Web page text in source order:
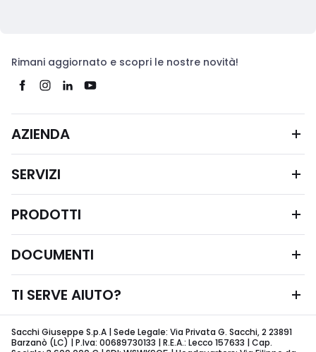
Rimani aggiornato e scopri le nostre novità!
AZIENDA
SERVIZI
PRODOTTI
DOCUMENTI
TI SERVE AIUTO?
Sacchi Giuseppe S.p.A | Sede Legale: Via Privata G. Sacchi, 2 23891
Barzanò (LC) | P.Iva: 00689730133 | R.E.A.: Lecco 157633 | Cap.